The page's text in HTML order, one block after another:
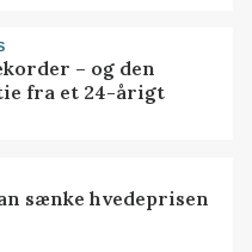
– og den
fra et 24-årigt
sænke hvedeprisen